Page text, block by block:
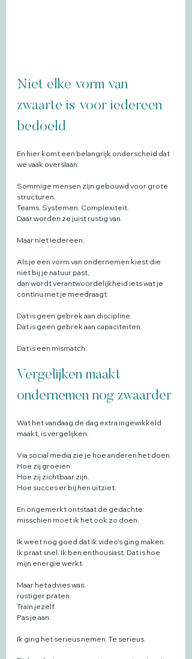
Niet elke vorm van
zwaarte is voor iedereen
bedoeld
En hier komt een belangrijk onderscheid dat
we vaak overslaan.
Sommige mensen zijn gebouwd voor grote
structuren.
Teams. Systemen. Complexiteit.
Daar worden ze juist rustig van.
Maar niet iedereen.
Als je een vorm van ondernemen kiest die
niet bij je natuur past,
dan wordt verantwoordelijkheid iets wat je
continu met je meedraagt.
Dat is geen gebrek aan discipline.
Dat is geen gebrek aan capaciteiten.
Dat is een mismatch.
Vergelijken maakt
ondernemen nog zwaarder
Wat het vandaag de dag extra ingewikkeld
maakt, is vergelijken.
Via social media zie je hoe anderen het doen.
Hoe zij groeien.
Hoe zij zichtbaar zijn.
Hoe succes er bij hen uitziet.
En ongemerkt ontstaat de gedachte:
misschien moet ik het ook zo doen.
Ik weet nog goed dat ik video’s ging maken.
Ik praat snel. Ik ben enthousiast. Dat is hoe
mijn energie werkt.
Maar het advies was:
rustiger praten.
Train jezelf.
Pas je aan.
Ik ging het serieus nemen. Te serieus.